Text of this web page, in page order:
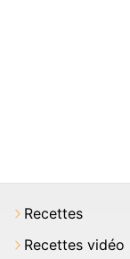
Recettes
Recettes vidéo